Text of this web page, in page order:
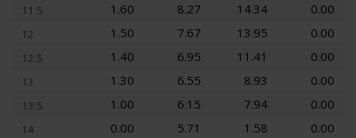
11.5 1.60 8.27 14.34 0.00
12 1.50 7.67 13.95 0.00
12.5 1.40 6.95 11.41 0.00
13 1.30 6.55 8.93 0.00
13.5 1.00 6.15 7.94 0.00
14 0.00 5.71 1.58 0.00